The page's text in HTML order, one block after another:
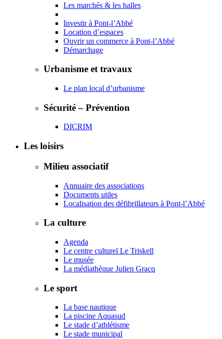
Les marchés & les halles
Investir à Pont-l’Abbé
Location d’espaces
Ouvrir un commerce à Pont-l’Abbé
Démarchage
Urbanisme et travaux
Le plan local d’urbanisme
Sécurité – Prévention
DICRIM
Les loisirs
Milieu associatif
Annuaire des associations
Documents utiles
Localisation des défibrillateurs à Pont-l’Abbé
La culture
Agenda
Le centre culturel Le Triskell
Le musée
La médiathèque Julien Gracq
Le sport
La base nautique
La piscine Aquasud
Le stade d’athlétisme
Le stade municipal